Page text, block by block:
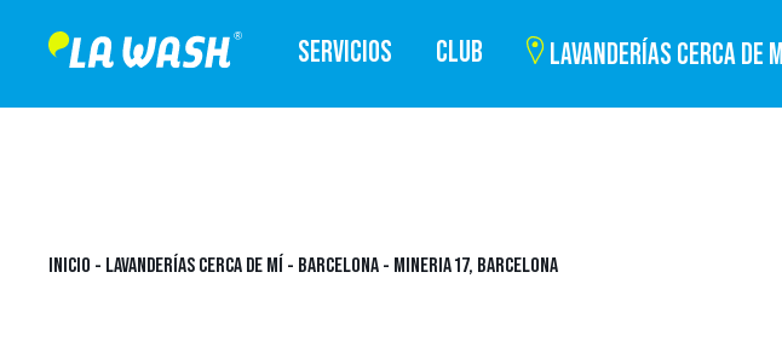
SERVICIOS CLUB LAVANDERÍAS CERCA DE MÍ
INICIO - LAVANDERÍAS CERCA DE MÍ - BARCELONA - MINERIA 17, BARCELONA